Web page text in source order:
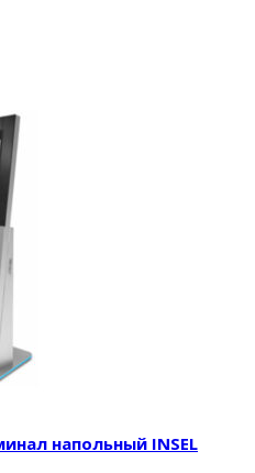
напольный INSEL